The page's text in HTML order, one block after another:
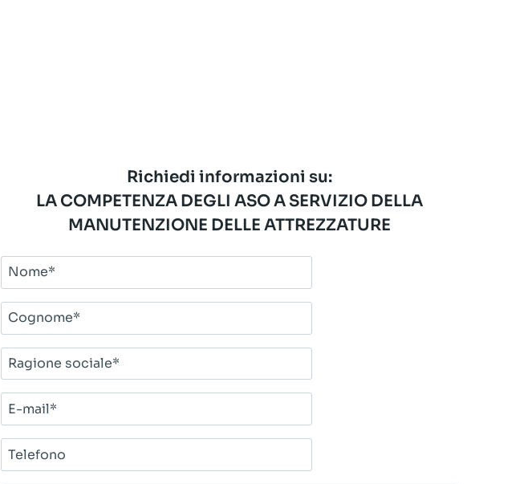
Richiedi informazioni su:
LA COMPETENZA DEGLI ASO A SERVIZIO DELLA
MANUTENZIONE DELLE ATTREZZATURE
Nome*
Cognome*
Ragione
sociale*
E-
mail*
Telefono